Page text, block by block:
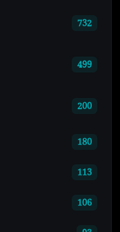
732
499
200
180
113
106